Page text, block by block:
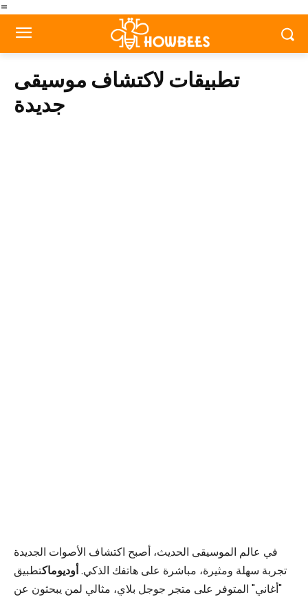
=
تطبيقات لاكتشاف موسيقى
جديدة
في عالم الموسيقى الحديث، أصبح اكتشاف الأصوات الجديدة
تجربة سهلة ومثيرة، مباشرة على هاتفك الذكي.أوديوماكتطبيق
"أغاني" المتوفر على متجر جوجل بلاي، مثالي لمن يبحثون عن